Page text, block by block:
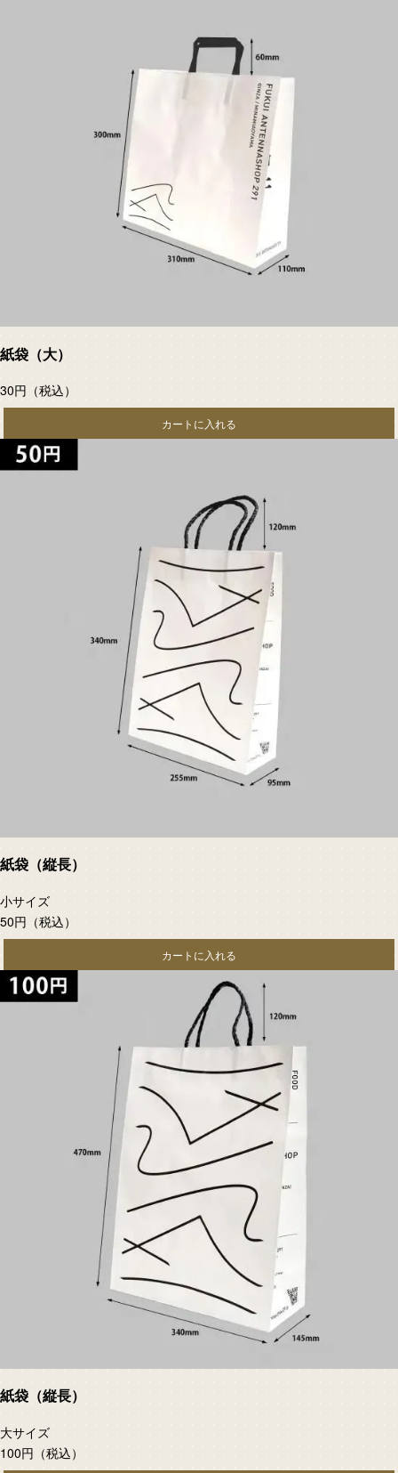
紙袋（大）
30円 （税込）
カートに入れる
紙袋（縦長）
小サイズ
50円 （税込）
カートに入れる
紙袋（縦長）
大サイズ
100円 （税込）